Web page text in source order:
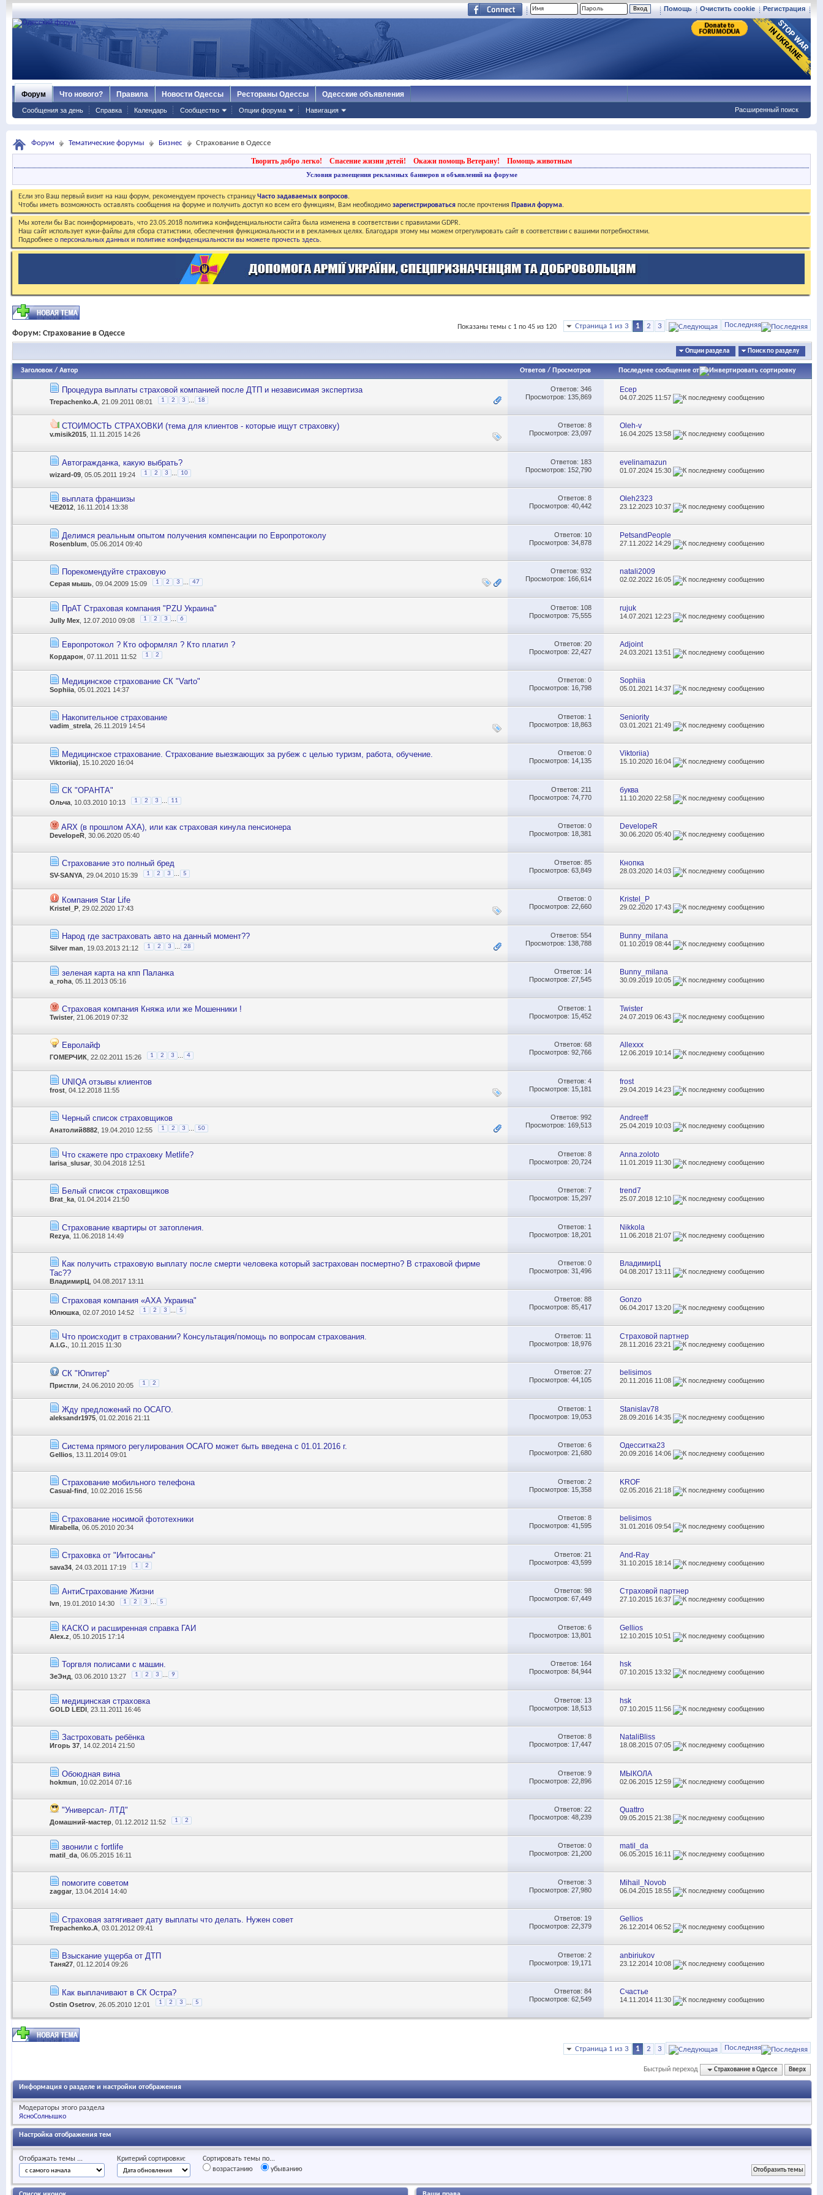
Регистрация
Очистить cookie
Помощь
Форум
Сообщения за день Справка Календарь Сообщество Опции форума Навигация
Что нового? Правила Новости Одессы Рестораны Одессы Одесские объявления
Расширенный поиск
Форум Тематические форумы Бизнес Страхование в Одессе
Творить добро легко! Спасение жизни детей! Окажи помощь Ветерану! Помощь животным
Условия размещения рекламных баннеров и объявлений на форуме
Если это Ваш первый визит на наш форум, рекомендуем прочесть страницуЧасто задаваемых вопросов.
Чтобы иметь возможность оставлять сообщения на форуме и получить доступ ко всем его функциям, Вам необходимо зарегистрироваться после прочтения Правил форума.
Мы хотели бы Вас поинформировать, что 23.05.2018 политика конфиденциальности сайта была изменена в соответствии с правилами GDPR.
Наш сайт использует куки-файлы для сбора статистики, обеспечения функциональности и в рекламных целях. Благодаря этому мы можем отрегулировать сайт в соответствии с вашими потребностями.
Подробнее о персональных данных и политике конфиденциальности вы можете прочесть здесь.
Страница 1 из 3 1 2 3 Последняя
Показаны темы с 1 по 45 из 120
Форум: Страхование в Одессе
Опции раздела Поиск по разделу
Заголовок / Автор Ответов/ Просмотров Последнее сообщение от
Процедура выплаты страховой компанией после ДТП и независимая экспертиза
Trepachenko.A , 21.09.2011 08:01 1 2 3 18
Ответов: 346
Просмотров: 135,869
Есер
04.07.2025 11:57
СТОИМОСТЬ СТРАХОВКИ (тема для клиентов - которые ищут страховку)
v.misik2015, 11.11.2015 14:26
Ответов: 8
Просмотров: 23,097
Oleh-v
16.04.2025 13:58
Автогражданка, какую выбрать?
wizard-09 , 05.05.2011 19:24 1 2 3 10
Ответов: 183
Просмотров: 152,790
evelinamazun
01.07.2024 15:30
выплата франшизы
ЧЕ2012, 16.11.2014 13:38
Ответов: 8
Просмотров: 40,442
Oleh2323
23.12.2023 10:37
Делимся реальным опытом получения компенсации по Европротоколу
Rosenblum , 05.06.2014 09:40
Ответов: 10
Просмотров: 34,878
PetsandPeople
27.11.2022 14:29
Порекомендуйте страховую
Серая мышь , 09.04.2009 15:09 1 2 3 47
Ответов: 932
Просмотров: 166,614
natali2009
02.02.2022 16:05
ПрАТ Страховая компания "PZU Украина"
Jully Mex , 12.07.2010 09:08 1 2 3 6
Ответов: 108
Просмотров: 75,555
rujuk
14.07.2021 12:23
Европротокол ? Кто оформлял ? Кто платил ?
Кордарон , 07.11.2011 11:52 1 2
Ответов: 20
Просмотров: 22,427
Adjoint
24.03.2021 13:51
Медицинское страхование СК "Varto"
Sophiia , 05.01.2021 14:37
Ответов: 0
Просмотров: 16,798
Sophiia
05.01.202114:37
Накопительное страхование
vadim_strela , 26.11.2019 14:54
Ответов: 1
Просмотров: 18,863
Seniority
03.01.202121:49
Медицинское страхование. Страхование выезжающих за рубеж с целью туризм, работа, обучение.
Viktoriia) , 15.10.2020 16:04
Ответов: 0
Просмотров: 14,135
Viktoriia)
15.10.202016:04
СК "ОРАНТА"
Ольча , 10.03.2010 10:13 1 2 3 11
Ответов: 211
Просмотров: 74,770
буква
11.10.202022:58
ARX (в прошлом AXA), или как страховая кинула пенсионера
DevelopeR , 30.06.2020 05:40
Ответов: 0
Просмотров: 18,381
DevelopeR
30.06.202005:40
Страхование это полный бред
SV-SANYA , 29.04.2010 15:39 1 2 3 5
Ответов: 85
Просмотров: 63,849
Кнопка
28.03.2020 14:03
Компания Star Life
Kristel_P , 29.02.2020 17:43
Ответов: 0
Просмотров: 22,660
Kristel_P
29.02.2020 17:43
Народ где застраховать авто на данный момент??
Silver man , 19.03.2013 21:12 1 2 3 28
Ответов: 554
Просмотров: 138,788
Bunny_milana
01.10.201908:44
зеленая карта на кпп Паланка
a_roha , 05.11.2013 05:16
Ответов: 14
Просмотров: 27,545
Bunny_milana
30.09.2019 10:05
Страховая компания Княжа или же Мошенники !
Twister , 21.06.2019 07:32
Ответов: 1
Просмотров: 15,452
Twister
24.07.201906:43
Евролайф
ГОМЕРЧИК , 22.02.2011 15:26 1 2 3 4
Ответов: 68
Просмотров: 92,766
Allexxx
12.06.2019 10:14
UNIQA отзывы клиентов
frost , 04.12.2018 11:55
Ответов: 4
Просмотров: 15,181
frost
29.04.2019 14:23
Черный список страховщиков
Анатолий8882 , 19.04.2010 12:55 1 2 3 50
Ответов: 992
Просмотров: 169,513
Andreeff
25.04.2019 10:03
Что скажете про страховку Metlife?
larisa_slusar , 30.04.2018 12:51
Ответов: 8
Просмотров: 20,724
Anna.zoloto
11.01.2019 11:30
Белый список страховщиков
Brat_ka , 01.04.2014 21:50
Ответов: 7
Просмотров: 15,297
trend7
25.07.2018 12:10
Страхование квартиры от затопления.
Rezya , 11.06.2018 14:49
Ответов: 1
Просмотров: 18,201
Nikkola
11.06.201821:07
Как получить страховую выплату после смерти человека который застрахован посмертно? В страховой фирме
Tac??
ВладимирЦ , 04.08.2017 13:11
Ответов: 0
Просмотров: 31,496
ВладимирЦ
04.08.2017 13:11
Страховая компания «АХА Украина"
Юлюшка , 02.07.2010 14:52 1 2 3 ... 5
Ответов: 88
Просмотров: 85,417
Gonzo
06.04.201713:20
Что происходит в страховании? Консультация/помощь по вопросам страхования.
A.I.G. , 10.11.2015 11:30
Ответов: 11
Просмотров: 18,976
Страховой партнер
28.11.201623:21
СК "Юпитер"
Пристли , 24.06.2010 20:05 1 2
Ответов: 27
Просмотров: 44,105
belisimos
20.11.2016 11:08
Жду предложений по ОСАГО.
aleksandr1975 , 01.02.2016 21:11
Ответов: 1
Просмотров: 19,053
Stanislav78
28.09.2016 14:35
Система прямого регулирования ОСАГО может быть введена с 01.01.2016 г.
Gellios , 13.11.2014 09:01
Ответов: 6
Просмотров: 21,680
Одесситка23
20.09.2016 14:06
Страхование мобильного телефона
Casual-find , 10.02.2016 15:56
Ответов: 2
Просмотров: 15,358
KROF
02.05.201621:18
Страхование носимой фототехники
Mirabella , 06.05.2010 20:34
Ответов: 8
Просмотров: 41,595
belisimos
31.01.201609:54
Страховка от "Интосаны"
sava34 , 24.03.2011 17:19 1 2
Ответов: 21
Просмотров: 43,599
And-Ray
31.10.2015 18:14
АнтиСтрахование Жизни
Ivn , 19.01.2010 14:30 1 2 3 5
Ответов: 98
Просмотров: 67,449
Страховой партнер
27.10.2015 16:37
КАСКО и расширенная справка ГАИ
Alex.z , 05.10.2015 17:14
Ответов: 6
Просмотров: 13,801
Gellios
12.10.2015 10:51
Торгвля полисами с машин.
ЗеЭнд , 03.06.2010 13:27 1 2 3 9
Ответов: 164
Просмотров: 84,944
hsk
07.10.2015 13:32
медицинская страховка
GOLD LEDI , 23.11.2011 16:46
Ответов: 13
Просмотров: 18,513
hsk
07.10.2015 11:56
Застроховать ребёнка
Игорь 37 , 14.02.2014 21:50
Ответов: 8
Просмотров: 17,447
NataliBliss
18.08.201507:05
Обоюдная вина
hokmun , 10.02.2014 07:16
Ответов: 9
Просмотров: 22,896
MЫКОЛА
02.06.2015 12:59
"Универсал- ЛТД"
Домашний-мастер , 01.12.2012 11:52 1 2
Ответов: 22
Просмотров: 48,239
Quattro
09.05.201521:38
звонили с fortlife
matil_da , 06.05.2015 16:11
Ответов: 0
Просмотров: 21,200
matil_da
06.05.201516:11
помогите советом
zaggar , 13.04.2014 14:40
Ответов: 3
Просмотров: 27,980
Mihail_Novob
06.04.2015 18:55
Страховая затягивает дату выплаты что делать. Нужен совет
Trepachenko.A , 03.01.2012 09:41
Ответов: 19
Просмотров: 22,379
Gellios
26.12.201406:52
Взыскание ущерба от ДТП
Таня27 , 01.12.2014 09:26
Ответов: 2
Просмотров: 19,171
anbiriukov
23.12.2014 10:08
Как выплачивают в СК Остра?
Ostin Osetrov , 26.05.2010 12:01 1 2 3 5
Ответов: 84
Просмотров: 62,549
Счастье
14.11.2014 11:30
Страница 1 из 3 1 2 3 Последняя
Быстрый переход Страхование в Одессе Вверх
Информация о разделе и настройки отображения
Модераторы этого раздела
ЯсноСолнышко
Настройка отображения тем
Отображать темы ... Критерий сортировки:
Сортировать темы по...
возрастанию
убыванию